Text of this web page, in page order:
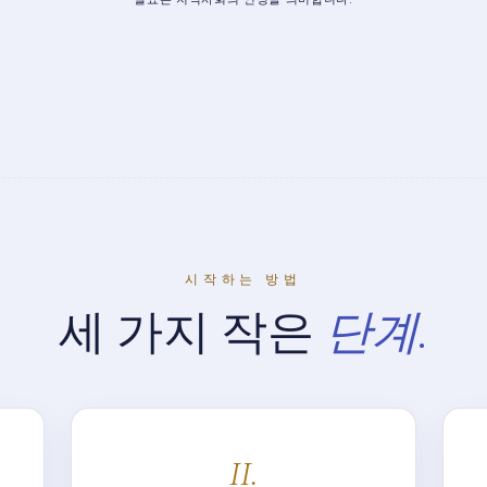
시작하는 방법
세 가지 작은 단계.
II.